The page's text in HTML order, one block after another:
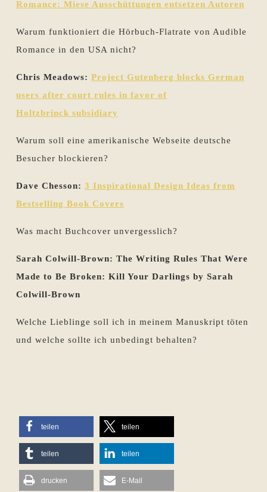
Romance: Miese Ausschüttungen entsetzen Autoren
Warum funktioniert die Hörbuch-Flatrate von Audible
Romance in den USA nicht?
Chris Meadows: Project Gutenberg blocks German
users after court rules in favor of
Holtzbrinck subsidiary
Warum soll eine amerikanische Webseite deutsche
Besucher blockieren?
Dave Chesson: 3 Inspirational Design Ideas from
Bestselling Book Covers
Was macht Buchcover unvergesslich?
Sarah Colwill-Brown: The Writing Rules That Were
Made to Be Broken: Kill Your Darlings by Sarah
Colwill-Brown
Welche Lieblinge soll ich in meinem Manuskript töten
und welche sollte ich unbedingt behalten?
teilen teilen
teilen teilen
drucken E-Mail